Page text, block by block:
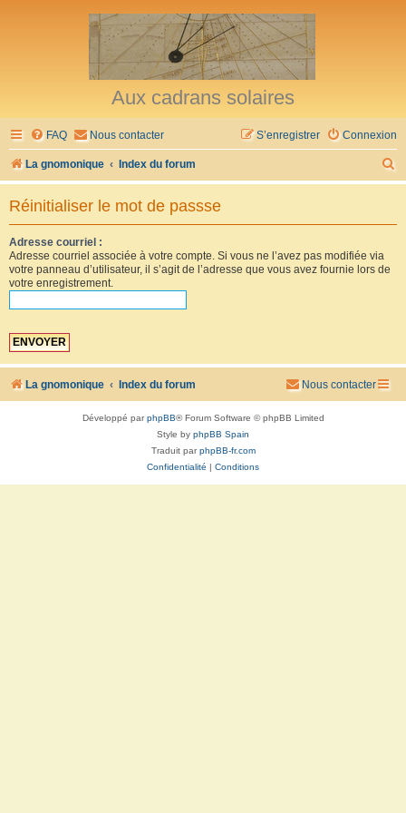
Aux cadrans solaires
FAQ Nous contacter Connexion
S’enregistrer
La gnomonique Index du forum
e
Réinitialiser le mot de passse
Adresse courriel :
Adresse courriel associée à votre compte. Si vous ne l’avez pas modifiée via
votre panneau d’utilisateur, il s’agit de l’adresse que vous avez fournie lors de
votre enregistrement.
La gnomonique Index du forum Nous contacter
Développé parphpBB® Forum Software © phpBB Limited
Style by phpBB Spain
Traduit parphpBB-fr.com
Confidentialité
Conditions